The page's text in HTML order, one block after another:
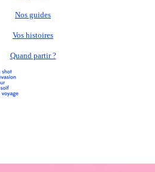
Nos guides
Vos histoires
Quand partir ?